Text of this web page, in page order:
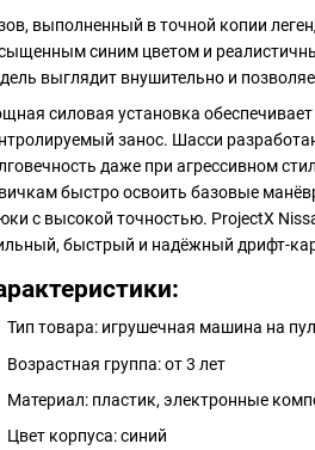
выполненный в точной копии
синим цветом и
выглядит внушительно и
силовая установка
занос. Шасси
даже при агрессивном
быстро освоить базовые
с высокой точностью. ProjectX
быстрый и надёжный дрифт-
Тип товара: игрушечная машина на
Возрастная группа: от 3 лет
Материал: пластик, электронные
Цвет корпуса: синий